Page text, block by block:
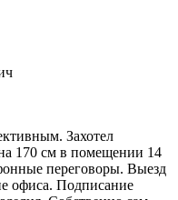
Захотел
170 см в помещении 14
переговоры. Выезд
офиса. Подписание